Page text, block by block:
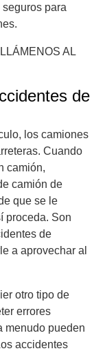
para
AL
de
los camiones
Cuando
camión,
camión de
que se le
proceda. Son
de
a aprovechar al
otro tipo de
errores
menudo pueden
accidentes